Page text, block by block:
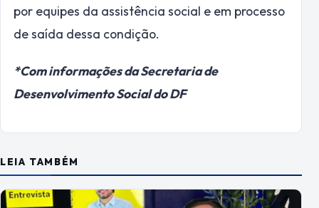
por equipes da assistência social e em processo
de saída dessa condição.
*Com informações da Secretaria de
Desenvolvimento Social do DF
LEIA TAMBÉM